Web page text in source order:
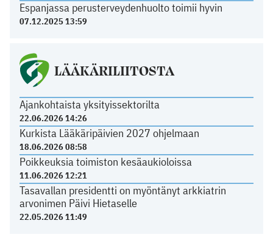
Espanjassa perusterveydenhuolto toimii hyvin
07.12.2025 13:59
LÄÄKÄRILIITOSTA
Ajankohtaista yksityissektorilta
22.06.2026 14:26
Kurkista Lääkäripäivien 2027 ohjelmaan
18.06.2026 08:58
Poikkeuksia toimiston kesäaukioloissa
11.06.2026 12:21
Tasavallan presidentti on myöntänyt arkkiatrin
arvonimen Päivi Hietaselle
22.05.2026 11:49